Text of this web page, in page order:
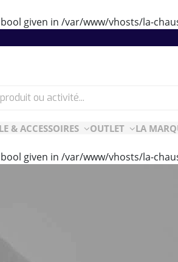
given in /var/www/vhosts/la-
ESSENTIELLES
Style
& ACCESSOIRES OUTLET LA
given in /var/www/vhosts/la-